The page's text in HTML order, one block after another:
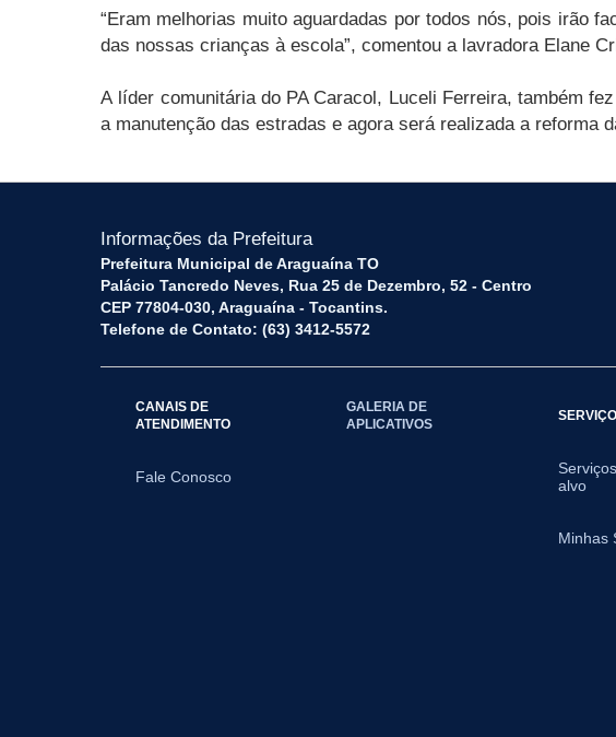
“Eram melhorias muito aguardadas por todos nós, pois irão
das nossas crianças à escola”, comentou a lavradora Elane
A líder comunitária do PA Caracol, Luceli Ferreira, também
a manutenção das estradas e agora será realizada a reforma
Informações da Prefeitura
Prefeitura Municipal de Araguaína TO
Palácio Tancredo Neves, Rua 25 de Dezembro, 52 - Centro
CEP 77804-030, Araguaína - Tocantins.
Telefone de Contato: (63) 3412-5572
CANAIS DE
ATENDIMENTO
Fale Conosco
GALERIA DE
APLICATIVOS
alvo
Minhas